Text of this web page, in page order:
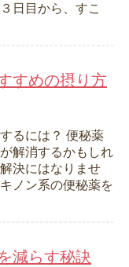
日目から、すこ
すめの摂り方
るには？ 便秘薬
解消するかもしれ
決にはなりませ
ノン系の便秘薬を
減らす秘訣